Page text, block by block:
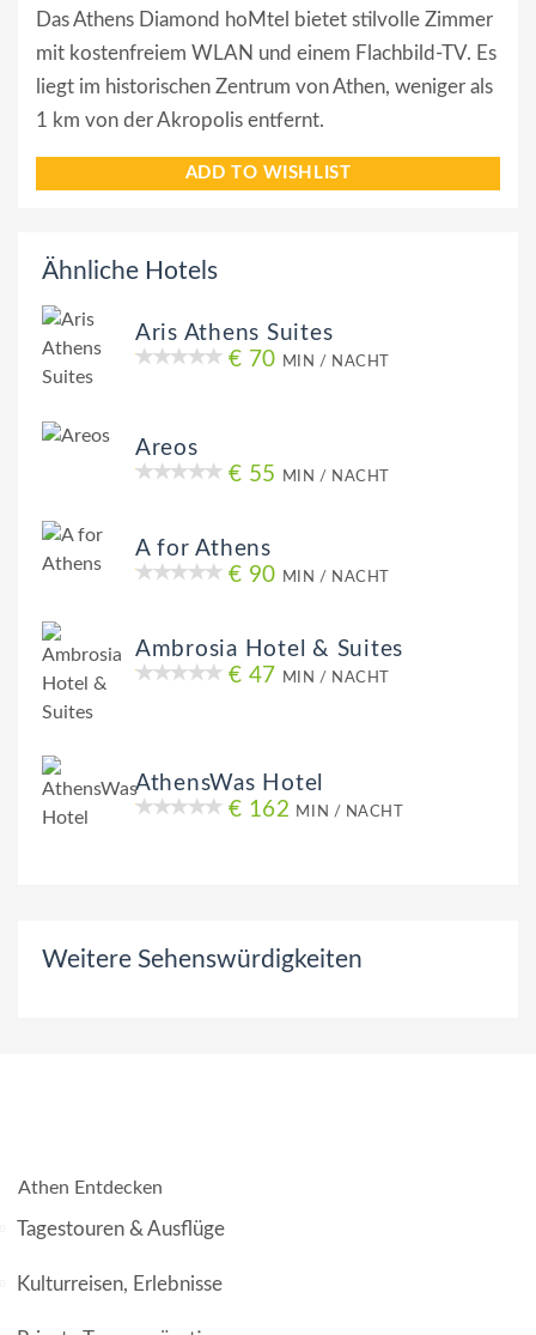
Das Athens Diamond hoMtel bietet stilvolle Zimmer
mit kostenfreiem WLAN und einem Flachbild-TV. Es
liegt im historischen Zentrum von Athen, weniger als
1 km von der Akropolis entfernt.
ADD TO WISHLIST
Ähnliche Hotels
Aris Athens Suites
€ 70 MIN / NACHT
Areos
€ 55
MIN / NACHT
A for Athens
€ 90 MIN / NACHT
Ambrosia Hotel & Suites
€ 47
MIN / NACHT
AthensWas Hotel
€ 162 MIN / NACHT
Weitere Sehenswürdigkeiten
Athen Entdecken
Tagestouren & Ausflüge
Kulturreisen, Erlebnisse